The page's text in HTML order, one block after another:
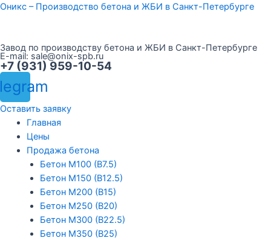
Перейти
Оникс – Производство бетона и ЖБИ в Санкт-Петербурге
Завод по производству бетона и ЖБИ в Санкт-Петербурге
E-mail: sale@onix-spb.ru
+7 (931) 959-10-54
Оставить заявку
Меню
Главная
Цены
Продажа бетона
Бетон М100 (В7.5)
Бетон М150 (В12.5)
Бетон М200 (В15)
Бетон М250 (В20)
Бетон М300 (В22.5)
Бетон М350 (В25)